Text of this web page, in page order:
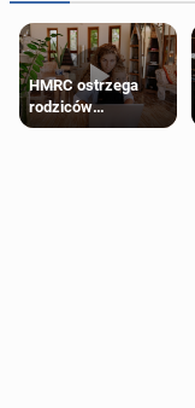
HMRC ostrzega
rodziców
pobierających Child